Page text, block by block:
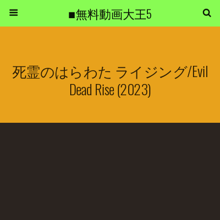
■無料動画大王5
死霊のはらわた ライジング/Evil
Dead Rise (2023)